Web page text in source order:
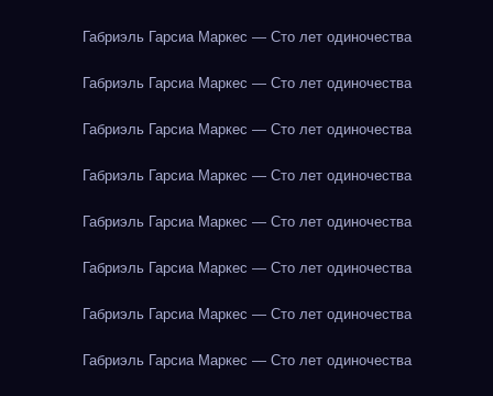
Габриэль Гарсиа Маркес — Сто лет одиночества
Габриэль Гарсиа Маркес — Сто лет одиночества
Габриэль Гарсиа Маркес — Сто лет одиночества
Габриэль Гарсиа Маркес — Сто лет одиночества
Габриэль Гарсиа Маркес — Сто лет одиночества
Габриэль Гарсиа Маркес — Сто лет одиночества
Габриэль Гарсиа Маркес — Сто лет одиночества
Габриэль Гарсиа Маркес — Сто лет одиночества